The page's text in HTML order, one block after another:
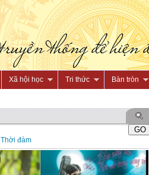
Xã hội học Tri thức Bàn tròn
Thời đàm